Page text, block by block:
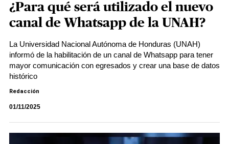
¿Para qué será utilizado el nuevo
canal de Whatsapp de la UNAH?
La Universidad Nacional Autónoma de Honduras (UNAH)
informó de la habilitación de un canal de Whatsapp para tener
mayor comunicación con egresados y crear una base de datos
histórico
Redacción
01/11/2025